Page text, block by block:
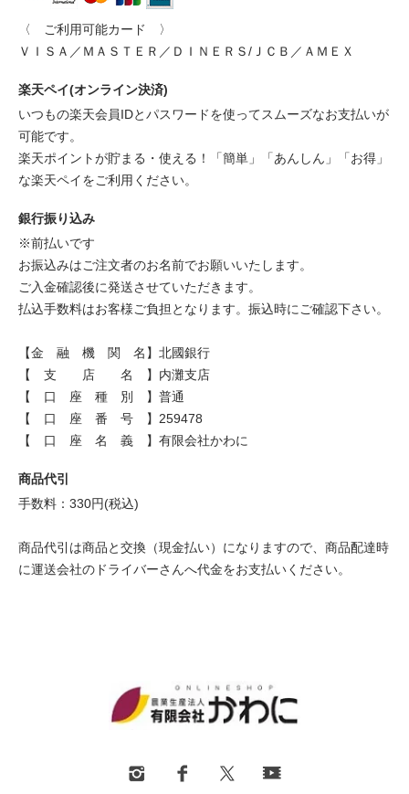
〈 ご利用可能カード 〉
ＶＩＳＡ／ＭＡＳＴＥＲ／ＤＩＮＥＲＳ/ＪＣＢ／ＡＭＥＸ
楽天ペイ(オンライン決済)
いつもの楽天会員IDとパスワードを使ってスムーズなお支払いが
可能です。
楽天ポイントが貯まる・使える！「簡単」「あんしん」「お得」
な楽天ペイをご利用ください。
銀行振り込み
※前払いです
お振込みはご注文者のお名前でお願いいたします。
ご入金確認後に発送させていただきます。
払込手数料はお客様ご負担となります。振込時にご確認下さい。
【金 融 機 関 名】北國銀行
【 支 店 名 】内灘支店
【 口 座 種 別 】普通
【 口 座 番 号 】259478
【 口 座 名 義 】有限会社かわに
商品代引
手数料：330円(税込)
商品代引は商品と交換（現金払い）になりますので、商品配達時
に運送会社のドライバーさんへ代金をお支払いください。